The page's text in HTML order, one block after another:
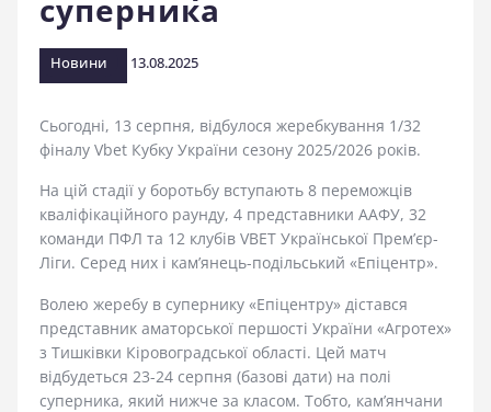
стадіоні
суперника
Новини 13.08.2025
Сьогодні, 13 серпня, відбулося жеребкування 1/32
фіналу Vbet Кубку України сезону 2025/2026 років.
На цій стадії у боротьбу вступають 8 переможців
кваліфікаційного раунду, 4 представники ААФУ, 32
команди ПФЛ та 12 клубів VBET Української Прем’єр-
Ліги. Серед них і кам’янець-подільський «Епіцентр».
Волею жеребу в супернику «Епіцентру» дістався
представник аматорської першості України «Агротех»
з Тишківки Кіровоградської області. Цей матч
відбудеться 23-24 серпня (базові дати) на полі
суперника, який нижче за класом. Тобто, кам’янчани